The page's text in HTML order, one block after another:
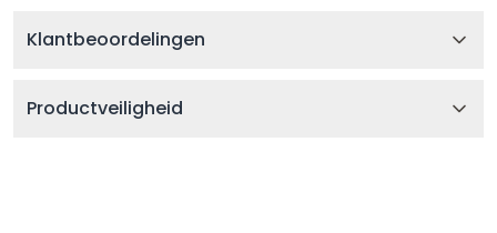
Klantbeoordelingen
Productveiligheid